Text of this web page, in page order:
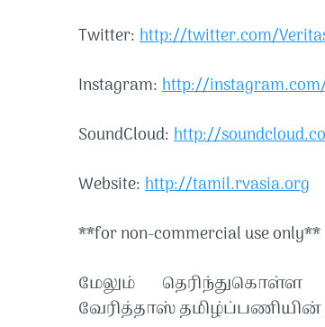
Twitter: http://twitter.com/
Instagram: http://
SoundCloud: http://
Website: http://tamil.rvasia.org
**for non-commercial use only**
மேலும் தெரிந்துகொள்ள
வேரித்தாஸ்